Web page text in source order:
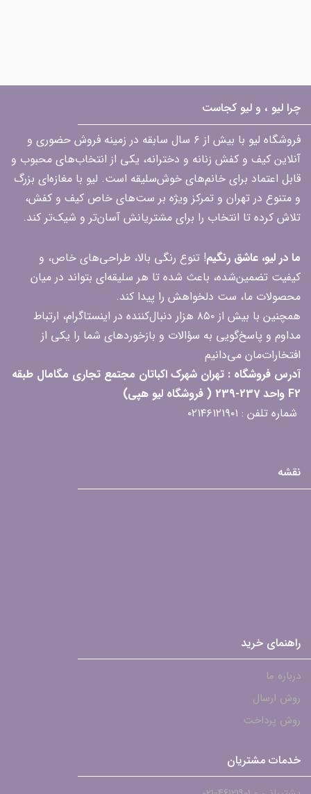
چرا لیو ، و لیو کجاست
فروشگاه لیو با بیش از ۶ سال سابقه در زمینه فروش حضوری و
آنلاین کیف و کفش زنانه و دخترانه، یکی از انتخاب‌های محبوب و
قابل اعتماد برای خانم‌های خوش‌سلیقه است. لیو با مغازه‌ای بزرگ
و متنوع در تهران و تمرکز ویژه بر ست‌های خاص کیف و کفش،
تلاش کرده تا انتخاب را برای مشتریانش آسان‌تر و شیک‌تر کند.
ما در لیو، عاشق رنگیم! تنوع رنگی بالا، طراحی‌های خاص، و
کیفیت تضمین‌شده، باعث شده تا هر سلیقه‌ای بتواند در میان
محصولات ما، ست دلخواهش را پیدا کند.
همچنین با بیش از ۸۵۰ هزار دنبال‌کننده در اینستاگرام، ارتباط
مداوم و پاسخ‌گویی به سؤالات و بازخوردهای شما را یکی از
افتخارات‌مان می‌دانیم
آدرس فروشگاه : تهران شهرک اکباتان مجتمع تجاری مگامال طبقه
F2 واحد 237-239 ( فروشگاه لیو هپی)
شماره تلفن : ۰۲۱۴۶۱۲۱۹۰۱
نقشه
راهنمای خرید
درباره ما
روش ارسال
روش پرداخت
خدمات مشتریان